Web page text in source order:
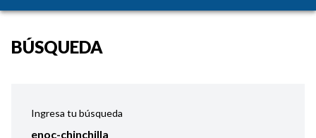
BÚSQUEDA
Ingresa tu búsqueda